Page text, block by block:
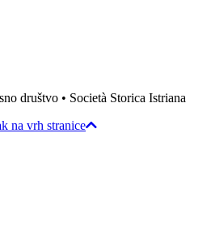
društvo • Società Storica Istriana
na vrh stranice